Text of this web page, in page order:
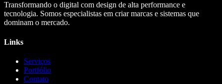
Transformando o digital com design de alta performance e
tecnologia. Somos especialistas em criar marcas e sistemas que
dominam o mercado.
Links
Serviços
Portfólio
Contato